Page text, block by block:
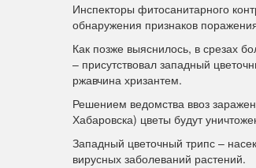
Инспекторы фитосанитарного
обнаружения признаков
Как позже выяснилось, в срезах
– присутствовал западный
ржавчина хризантем.
Решением ведомства ввоз
Хабаровска) цветы будут
Западный цветочный трипс –
вирусных заболеваний растений.